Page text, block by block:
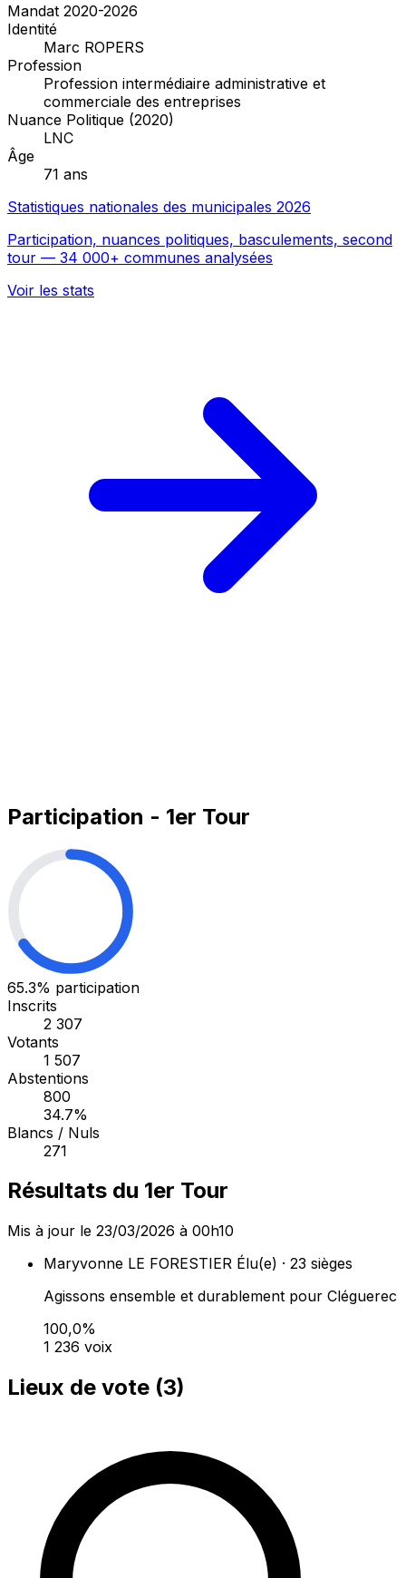
Mandat 2020-2026
Identité
Marc ROPERS
Profession
Profession intermédiaire administrative et
commerciale des entreprises
Nuance Politique (2020)
LNC
Âge
71 ans
Statistiques nationales des municipales 2026
Participation, nuances politiques, basculements, second
tour — 34 000+ communes analysées
Voir les stats
Participation - 1er Tour
65.3% participation
Inscrits
2 307
Votants
1 507
Abstentions
800
34.7%
Blancs / Nuls
271
Résultats du 1er Tour
Mis à jour le 23/03/2026 à 00h10
Maryvonne LE FORESTIER Élu(e) · 23 sièges
Agissons ensemble et durablement pour Cléguerec
100,0%
1 236 voix
Lieux de vote (3)